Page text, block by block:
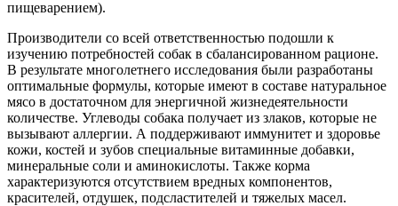
пищеварением).
Производители со всей ответственностью подошли к
изучению потребностей собак в сбалансированном рационе.
В результате многолетнего исследования были разработаны
оптимальные формулы, которые имеют в составе натуральное
мясо в достаточном для энергичной жизнедеятельности
количестве. Углеводы собака получает из злаков, которые не
вызывают аллергии. А поддерживают иммунитет и здоровье
кожи, костей и зубов специальные витаминные добавки,
минеральные соли и аминокислоты. Также корма
характеризуются отсутствием вредных компонентов,
красителей, отдушек, подсластителей и тяжелых масел.